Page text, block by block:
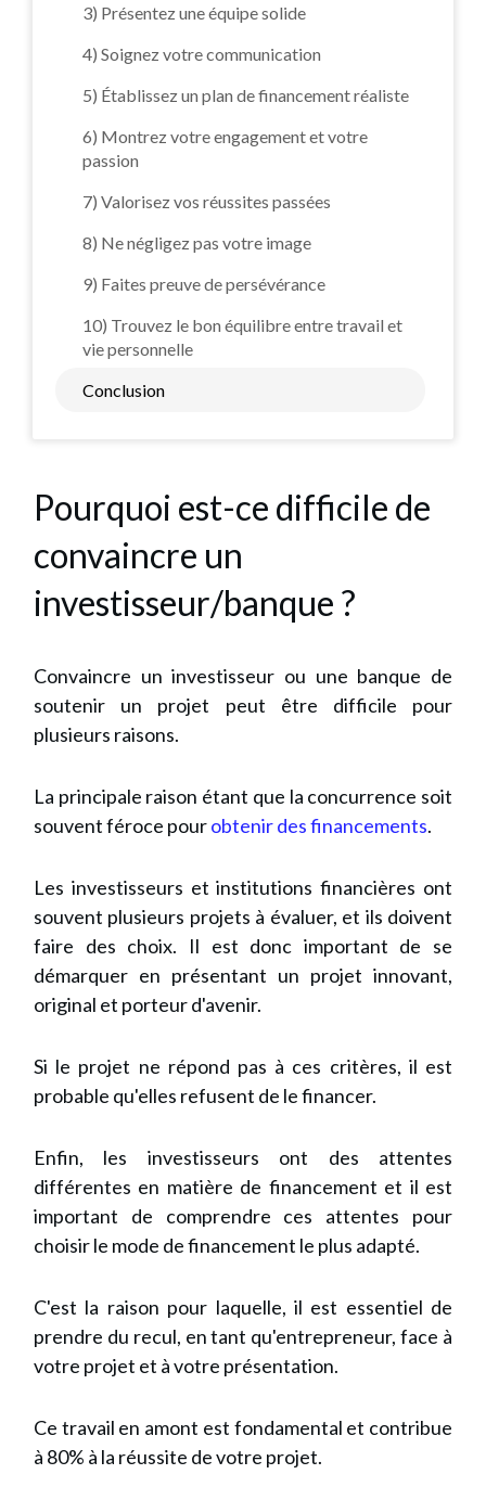
3) Présentez une équipe solide
4) Soignez votre communication
5) Établissez un plan de financement réaliste
6) Montrez votre engagement et votre
passion
7) Valorisez vos réussites passées
8) Ne négligez pas votre image
9) Faites preuve de persévérance
10) Trouvez le bon équilibre entre travail et
vie personnelle
Conclusion
Pourquoi est-ce difficile de
convaincre un
investisseur/banque ?
Convaincre un investisseur ou une banque de
soutenir un projet peut être difficile pour
plusieurs raisons.
La principale raison étant que la concurrence soit
souvent féroce pourobtenir des financements.
Les investisseurs et institutions financières ont
souvent plusieurs projets à évaluer, et ils doivent
faire des choix. Il est donc important de se
démarquer en présentant un projet innovant,
original et porteur d'avenir.
Si le projet ne répond pas à ces critères, il est
probable qu'elles refusent de le financer.
Enfin, les investisseurs ont des attentes
différentes en matière de financement et il est
important de comprendre ces attentes pour
choisir le mode de financement le plus adapté.
C'est la raison pour laquelle, il est essentiel de
prendre du recul, en tant qu'entrepreneur, face à
votre projet et à votre présentation.
Ce travail en amont est fondamental et contribue
à 80% à la réussite de votre projet.